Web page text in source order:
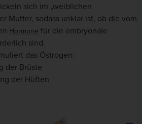
sich im „weiblichen
Mutter, sodass unklar ist, ob die vom
Hormone für die embryonale
sind.
das Östrogen:
der Brüste
der Hüften